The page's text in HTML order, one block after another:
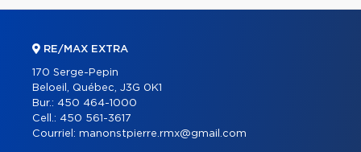
RE/MAX EXTRA
170 Serge-Pepin
Beloeil, Québec, J3G 0K1
Bur.: 450 464-1000
Cell.: 450 561-3617
Courriel: manonstpierre.rmx@gmail.com